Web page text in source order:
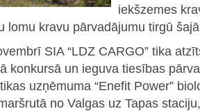
iekšzemes
lomu kravu pārvadājumu tirgū
SIA “LDZ CARGO” tika
konkursā un ieguva tiesības
uzņēmuma “Enefit Power”
no Valgas uz Tapas